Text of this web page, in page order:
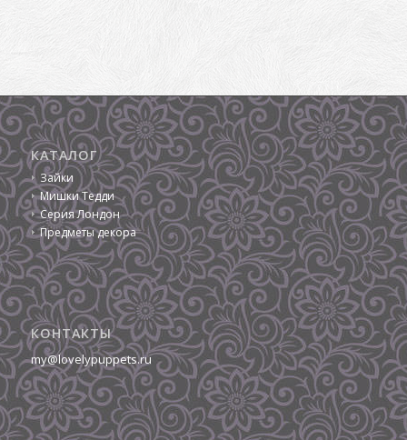
КАТАЛОГ
Зайки
Мишки Тедди
Серия Лондон
Предметы декора
КОНТАКТЫ
my@lovelypuppets.ru